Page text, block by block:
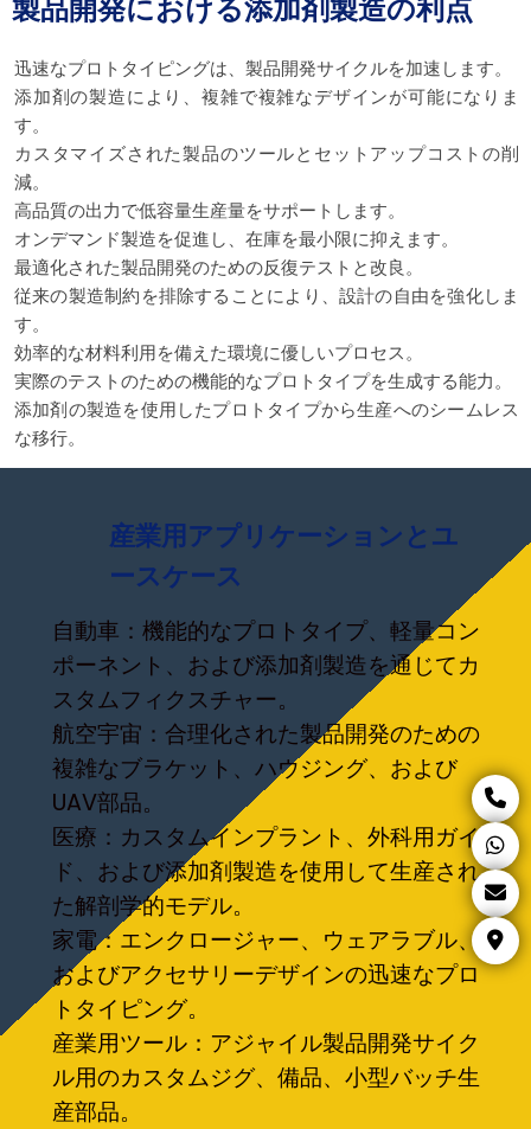
製品開発における添加剤製造の利点
迅速なプロトタイピングは、製品開発サイクルを加速します。
添加剤の製造により、複雑で複雑なデザインが可能になりま
す。
カスタマイズされた製品のツールとセットアップコストの削
減。
高品質の出力で低容量生産量をサポートします。
オンデマンド製造を促進し、在庫を最小限に抑えます。
最適化された製品開発のための反復テストと改良。
従来の製造制約を排除することにより、設計の自由を強化しま
す。
効率的な材料利用を備えた環境に優しいプロセス。
実際のテストのための機能的なプロトタイプを生成する能力。
添加剤の製造を使用したプロトタイプから生産へのシームレス
な移行。
産業用アプリケーションとユ
ースケース
自動車：機能的なプロトタイプ、軽量コン
ポーネント、および添加剤製造を通じてカ
スタムフィクスチャー。
航空宇宙：合理化された製品開発のための
複雑なブラケット、ハウジング、および
UAV部品。
医療：カスタムインプラント、外科用ガイ
ド、および添加剤製造を使用して生産され
た解剖学的モデル。
家電：エンクロージャー、ウェアラブル、
およびアクセサリーデザインの迅速なプロ
トタイピング。
産業用ツール：アジャイル製品開発サイク
ル用のカスタムジグ、備品、小型バッチ生
産部品。